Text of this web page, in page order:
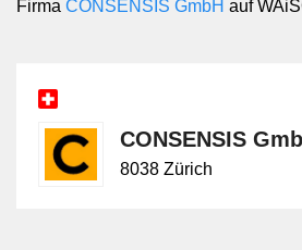
Firma CONSENSIS GmbH auf
CONSENSIS
8038 Zürich